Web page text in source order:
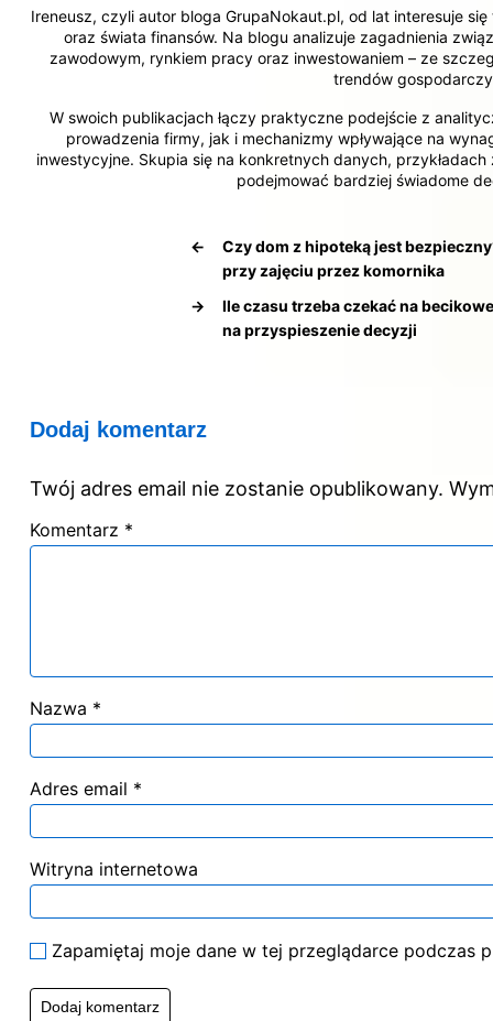
Ireneusz, czyli autor bloga GrupaNokaut.pl, od lat interesuje
oraz świata finansów. Na blogu analizuje zagadnienia
zawodowym, rynkiem pracy oraz inwestowaniem – ze
trendów
W swoich publikacjach łączy praktyczne podejście z
prowadzenia firmy, jak i mechanizmy wpływające na
inwestycyjne. Skupia się na konkretnych danych,
podejmować bardziej świadome
←
Czy dom z hipoteką jest
przy zajęciu przez komornika
→
Ile czasu trzeba czekać na
na przyspieszenie decyzji
Dodaj komentarz
Twój adres email nie zostanie opublikowany.
Komentarz *
Nazwa *
Adres email *
Witryna internetowa
Zapamiętaj moje dane w tej przeglądarce podczas